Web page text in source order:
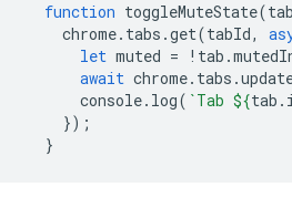
function toggleMuteState(
chrome. tabs .get(tabId,
let muted = ! tab .
await chrome. tabs .
console. log( `Tab ${tab .
});
}